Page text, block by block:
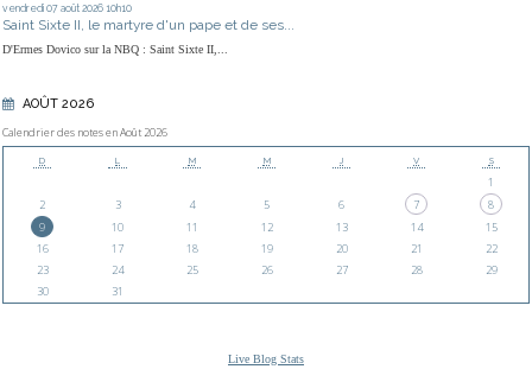
vendredi 07 août 2026 10h10
Saint Sixte II, le martyre d'un pape et de ses...
D'Ermes Dovico sur la NBQ : Saint Sixte II,...
AOÛT 2026
Calendrier des notes en Août 2026
D L M M J V S
1
2
3 4 5 6 7
8
9
10 11 12 13 14
15
16
17 18 19 20 21
22
23
24 25 26 27 28
29
30
31
Live Blog Stats